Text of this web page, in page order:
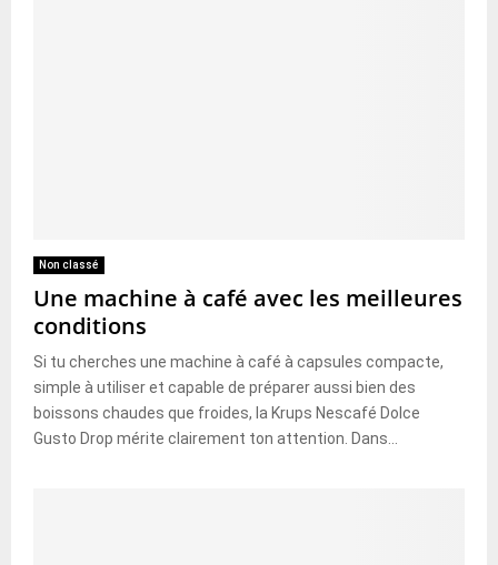
Non classé
Une machine à café avec les meilleures
conditions
Si tu cherches une machine à café à capsules compacte,
simple à utiliser et capable de préparer aussi bien des
boissons chaudes que froides, la Krups Nescafé Dolce
Gusto Drop mérite clairement ton attention. Dans...